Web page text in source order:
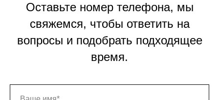
Оставьте номер телефона, мы
свяжемся, чтобы ответить на
вопросы и подобрать подходящее
время.